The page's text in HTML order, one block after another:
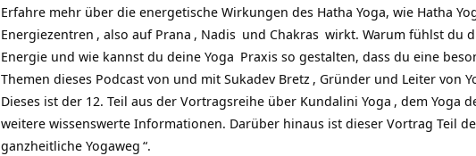
Erfahre mehr über die energetische Wirkungen des Hatha Yoga, wie Hatha
Energiezentren , also auf Prana , Nadis und Chakras wirkt. Warum fühlst du
Energie und wie kannst du deine Yoga Praxis so gestalten, dass du eine
Themen dieses Podcast von und mit Sukadev Bretz , Gründer und Leiter von
Dieses ist der 12. Teil aus der Vortragsreihe über Kundalini Yoga , dem Yoga
weitere wissenswerte Informationen. Darüber hinaus ist dieser Vortrag Teil
ganzheitliche Yogaweg “.